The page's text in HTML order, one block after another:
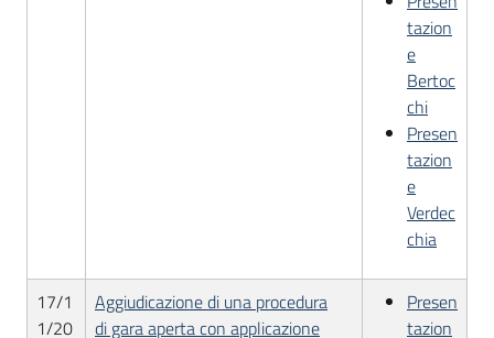
tazion
e
Bertoc
chi
Presen
tazion
e
Verdec
chia
17/1
1/20
Aggiudicazione di una procedura
di gara aperta con applicazione
Presen
tazion